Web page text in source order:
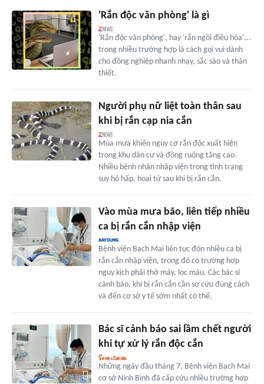
'Rắn độc văn phòng' là gì
'Rắn độc văn phòng', hay 'rắn ngồi điều hòa'...
trong nhiều trường hợp là cách gọi vui dành
cho đồng nghiệp nhanh nhạy, sắc sảo và thân
thiết.
Người phụ nữ liệt toàn thân sau
khi bị rắn cạp nia cắn
Mùa mưa khiến nguy cơ rắn độc xuất hiện
trong khu dân cư và đồng ruộng tăng cao.
Nhiều bệnh nhân nhập viện trong tình trạng
suy hô hấp, hoại tử sau khi bị rắn cắn.
Vào mùa mưa bão, liên tiếp nhiều
ca bị rắn cắn nhập viện
Bệnh viện Bạch Mai liên tục đón nhiều ca bị
rắn cắn nhập viện, trong đó có trường hợp
nguy kịch phải thở máy, lọc máu. Các bác sĩ
cảnh báo, khi bị rắn cắn cần sơ cứu đúng cách
và đến cơ sở y tế sớm nhất có thể.
Bác sĩ cảnh báo sai lầm chết người
khi tự xử lý rắn độc cắn
Những ngày đầu tháng 7, Bệnh viện Bạch Mai
cơ sở Ninh Bình đã cấp cứu nhiều trường hợp